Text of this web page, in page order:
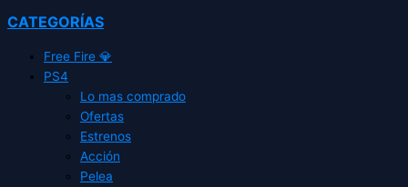
CATEGORÍAS
Free Fire 💎
PS4
Lo mas comprado
Ofertas
Estrenos
Acción
Pelea